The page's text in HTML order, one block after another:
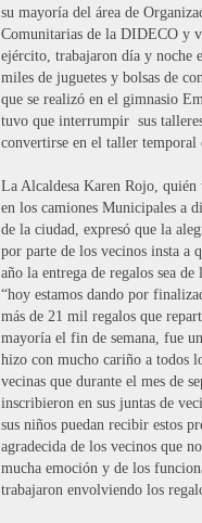
su mayoría del área de
Comunitarias de la DIDECO y
ejército, trabajaron día y noche
miles de juguetes y bolsas de
que se realizó en el gimnasio
tuvo que interrumpir sus
convertirse en el taller temporal
La Alcaldesa Karen Rojo, quién
en los camiones Municipales a
de la ciudad, expresó que la
por parte de los vecinos insta a
año la entrega de regalos sea
“hoy estamos dando por
más de 21 mil regalos que
mayoría el fin de semana, fue
hizo con mucho cariño a todos
vecinas que durante el mes de
inscribieron en sus juntas de
sus niños puedan recibir estos
agradecida de los vecinos que
mucha emoción y de los
trabajaron envolviendo los